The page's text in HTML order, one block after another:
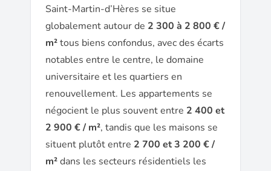
Saint-Martin-d’Hères se situe
globalement autour de 2 300 à 2 800 € /
m²tous biens confondus, avec des écarts
notables entre le centre, le domaine
universitaire et les quartiers en
renouvellement. Les appartements se
négocient le plus souvent entre 2 400 et
2 900 € / m², tandis que les maisons se
situent plutôt entre 2 700 et 3 200 € /
m²dans les secteurs résidentiels les